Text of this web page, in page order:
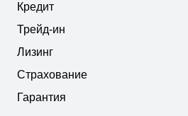
Кредит
Трейд-ин
Лизинг
Страхование
Гарантия